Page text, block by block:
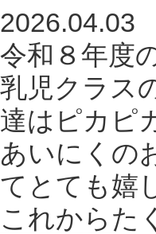
2026.04.03
令和８年度
乳児クラス
達はピカピ
あいにくの
てとても嬉
これからた